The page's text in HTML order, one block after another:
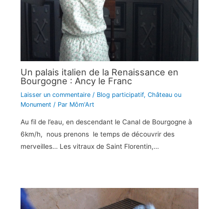
Un palais italien de la Renaissance en
Bourgogne : Ancy le Franc
Laisser un commentaire / Blog participatif, Château ou
Monument / Par Môm'Art
Au fil de l’eau, en descendant le Canal de Bourgogne à
6km/h, nous prenons le temps de découvrir des
merveilles… Les vitraux de Saint Florentin,…